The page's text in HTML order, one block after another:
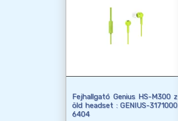
Fejhallgató Genius HS-M300 z
öld headset : GENIUS-3171000
6404